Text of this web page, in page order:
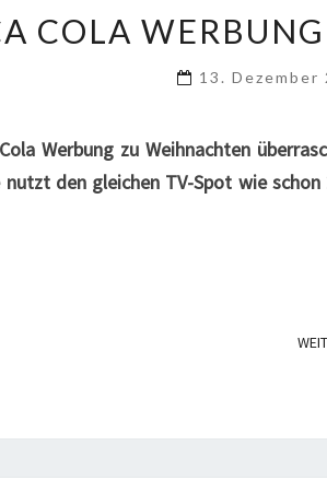
COLA
13. Dezember
Werbung zu Weihnachten
nutzt den gleichen TV-Spot wie